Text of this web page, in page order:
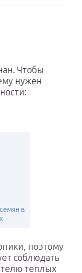
Чтобы
нужен
в
поэтому
соблюдать
теплых